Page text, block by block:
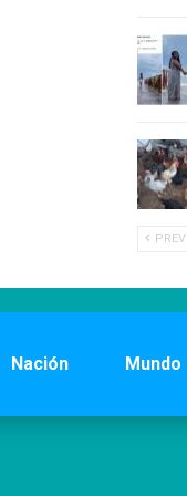
PREV
Nación Mundo